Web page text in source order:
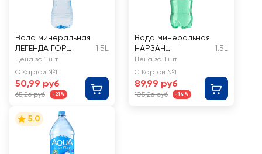
Вода минеральная
ЛЕГЕНДА ГОР
АРХЫЗ природная
столовая
негазированная
1.5L
Цена за 1 шт
С Картой №1
50,99 руб
65,26 руб -21%
Вода минеральная
НАРЗАН
газированная
1.5L
Цена за 1 шт
С Картой №1
89,99 руб
105,26 руб -14%
5.0